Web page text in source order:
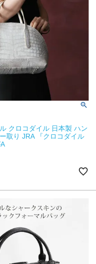
クロコダイル 日本製 ハン
取り JRA 『クロコダイル